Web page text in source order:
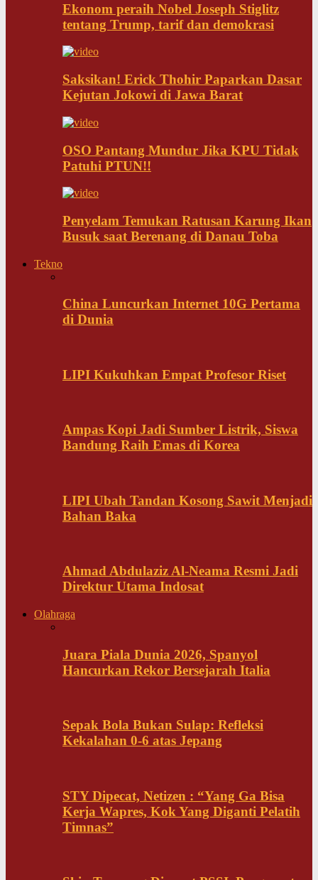
Ekonom peraih Nobel Joseph Stiglitz
tentang Trump, tarif dan demokrasi
Saksikan! Erick Thohir Paparkan Dasar
Kejutan Jokowi di Jawa Barat
OSO Pantang Mundur Jika KPU Tidak
Patuhi PTUN!!
Penyelam Temukan Ratusan Karung Ikan
Busuk saat Berenang di Danau Toba
Tekno
China Luncurkan Internet 10G Pertama
di Dunia
LIPI Kukuhkan Empat Profesor Riset
Ampas Kopi Jadi Sumber Listrik, Siswa
Bandung Raih Emas di Korea
LIPI Ubah Tandan Kosong Sawit Menjadi
Bahan Baka
Ahmad Abdulaziz Al-Neama Resmi Jadi
Direktur Utama Indosat
Olahraga
Juara Piala Dunia 2026, Spanyol
Hancurkan Rekor Bersejarah Italia
Sepak Bola Bukan Sulap: Refleksi
Kekalahan 0-6 atas Jepang
STY Dipecat, Netizen : “Yang Ga Bisa
Kerja Wapres, Kok Yang Diganti Pelatih
Timnas”